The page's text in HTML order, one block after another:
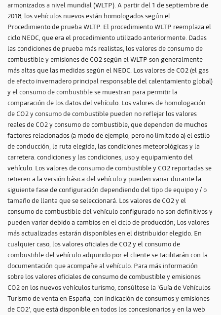
armonizados a nivel mundial (WLTP). A partir del 1 de septiembre de
2018, los vehículos nuevos están homologados según el
Procedimiento de prueba WLTP. El procedimiento WLTP reemplaza el
ciclo NEDC, que era el procedimiento utilizado anteriormente. Dadas
las condiciones de prueba más realistas, los valores de consumo de
combustible y emisiones de CO2 según el WLTP son generalmente
más altas que las medidas según el NEDC. Los valores de CO2 (el gas
de efecto invernadero principal responsable del calentamiento global)
y el consumo de combustible se muestran para permitir la
comparación de los datos del vehículo. Los valores de homologación
de CO2 y consumo de combustible pueden no reflejar los valores
reales de CO2 y consumo de combustible, que dependen de muchos
factores relacionados (a modo de ejemplo, pero no limitado a) el estilo
de conducción, la ruta elegida, las condiciones meteorológicas y la
carretera. condiciones y las condiciones, uso y equipamiento del
vehículo. Los valores de consumo de combustible y CO2 reportadas se
refieren a la versión básica del vehículo y pueden variar durante la
siguiente fase de configuración dependiendo del tipo de equipo y / o
tamaño de llanta que se seleccionará. Los valores de CO2 y el
consumo de combustible del vehículo configurado no son definitivos y
pueden variar debido a cambios en el ciclo de producción; Los valores
más actualizadas estarán disponibles en el distribuidor elegido. En
cualquier caso, los valores oficiales de CO2 y el consumo de
combustible del vehículo adquirido por el cliente se facilitarán con la
documentación que acompañe al vehículo. Para más información
sobre los valores oficiales de consumo de combustible y emisiones
CO2 en los nuevos vehículos turismo, consúltese la 'Guía de Vehículos
Turismo de venta en España, con indicación de consumos y emisiones
de CO2', que está disponible en todos los concesionarios y en la web